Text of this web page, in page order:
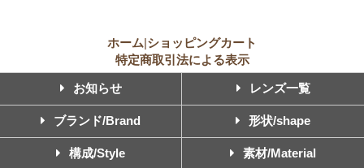
ホーム|ショッピングカート
特定商取引法による表示
お知らせ レンズ一覧
ブランド/Brand 形状/shape
構成/Style 素材/Material